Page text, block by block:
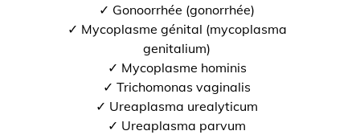
✓ Gonoorrhée (gonorrhée)
✓ Mycoplasme génital (mycoplasma
genitalium)
✓ Mycoplasme hominis
✓ Trichomonas vaginalis
✓ Ureaplasma urealyticum
✓ Ureaplasma parvum